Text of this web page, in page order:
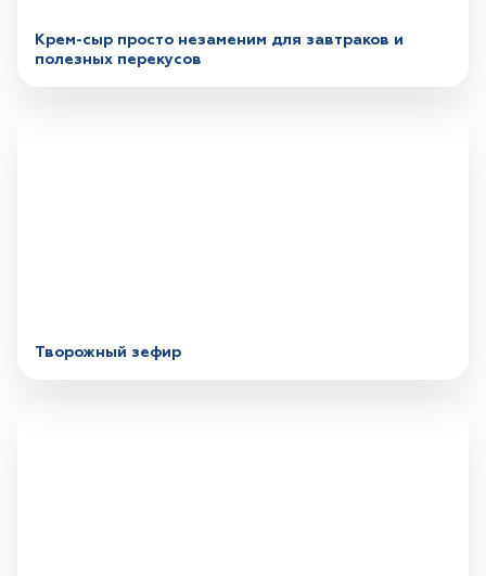
Крем-сыр просто незаменим для завтраков и
полезных перекусов
Творожный зефир